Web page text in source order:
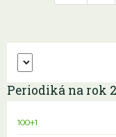
Periodiká na rok
100+1